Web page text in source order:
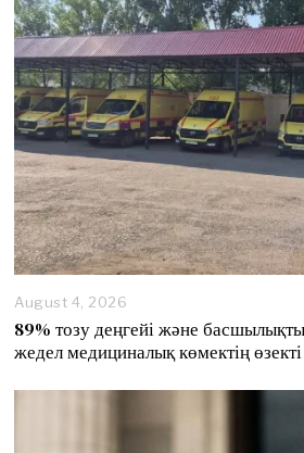
2
0
2
6
August 4, 2026
89% тозу деңгейі және
жедел медициналық көмектің